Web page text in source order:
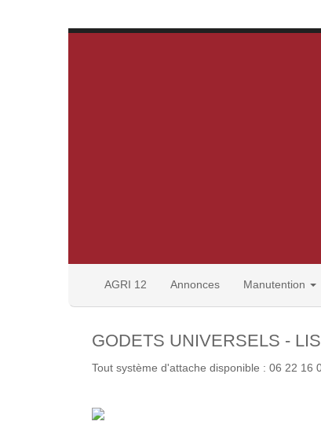
AGRI 12 Annonces Manutention
GODETS UNIVERSELS -
Tout système d'attache disponible : 06 22 16